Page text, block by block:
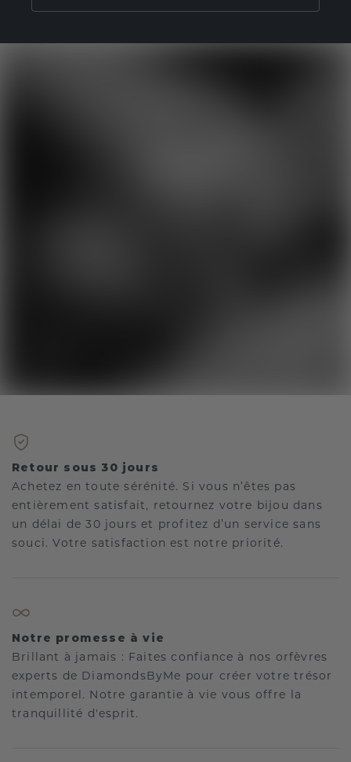
Retour sous 30 jours
Achetez en toute sérénité. Si vous n’êtes pas
entièrement satisfait, retournez votre bijou dans
un délai de 30 jours et profitez d’un service sans
souci. Votre satisfaction est notre priorité.
Notre promesse à vie
Brillant à jamais : Faites confiance à nos orfèvres
experts de DiamondsByMe pour créer votre trésor
intemporel. Notre garantie à vie vous offre la
tranquillité d'esprit.